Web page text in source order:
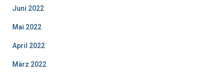
Juni 2022
Mai 2022
April 2022
März 2022